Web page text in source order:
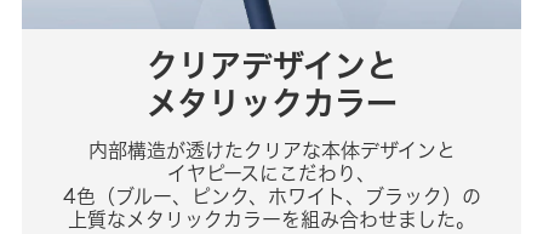
クリアデザインと
メタリックカラー
内部構造が透けたクリアな本体デザインと
イヤピースにこだわり、
4色（ブルー、ピンク、ホワイト、ブラック）の
上質なメタリックカラーを組み合わせました。